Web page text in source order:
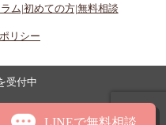
ム|初めての方|無料相談
リシー
受付中
LINEで無料相談